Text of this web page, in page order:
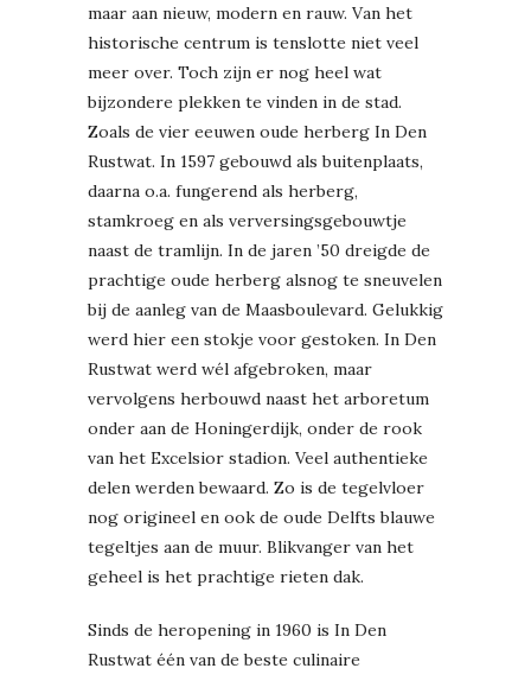
maar aan nieuw, modern en rauw. Van het
historische centrum is tenslotte niet veel
meer over. Toch zijn er nog heel wat
bijzondere plekken te vinden in de stad.
Zoals de vier eeuwen oude herberg In Den
Rustwat. In 1597 gebouwd als buitenplaats,
daarna o.a. fungerend als herberg,
stamkroeg en als verversingsgebouwtje
naast de tramlijn. In de jaren ’50 dreigde de
prachtige oude herberg alsnog te sneuvelen
bij de aanleg van de Maasboulevard. Gelukkig
werd hier een stokje voor gestoken. In Den
Rustwat werd wél afgebroken, maar
vervolgens herbouwd naast het arboretum
onder aan de Honingerdijk, onder de rook
van het Excelsior stadion. Veel authentieke
delen werden bewaard. Zo is de tegelvloer
nog origineel en ook de oude Delfts blauwe
tegeltjes aan de muur. Blikvanger van het
geheel is het prachtige rieten dak.
Sinds de heropening in 1960 is In Den
Rustwat één van de beste culinaire